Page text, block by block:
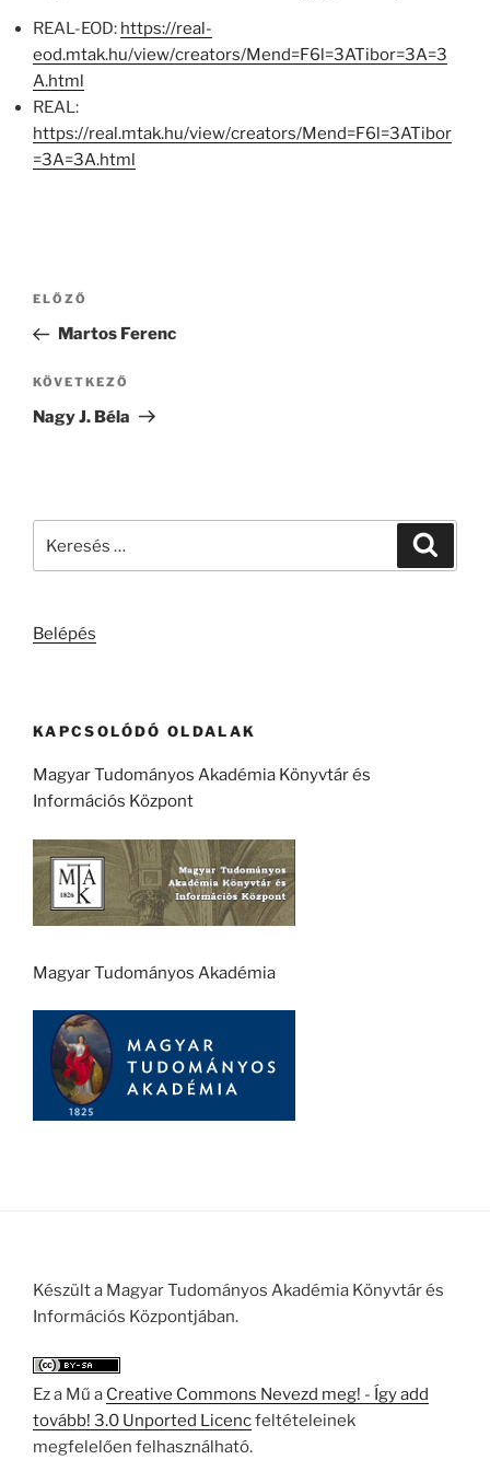
REAL-EOD: https://real-
eod.mtak.hu/view/creators/Mend=F6l=3ATibor=3A=3
A.html
REAL:
https://real.mtak.hu/view/creators/Mend=F6l=3ATibor
=3A=3A.html
Bejegyzés
Korábbi
bejegyzés
ELŐZŐ
Martos Ferenc
Következő
bejegyzés
KÖVETKEZŐ
Nagy J. Béla
Belépés
KAPCSOLÓDÓ OLDALAK
Magyar Tudományos Akadémia Könyvtár és
Információs Központ
Magyar Tudományos Akadémia
Készült a Magyar Tudományos Akadémia Könyvtár és
Információs Központjában.
Ez a Mű a Creative Commons Nevezd meg! - Így add
tovább! 3.0 Unported Licencfeltételeinek
megfelelően felhasználható.